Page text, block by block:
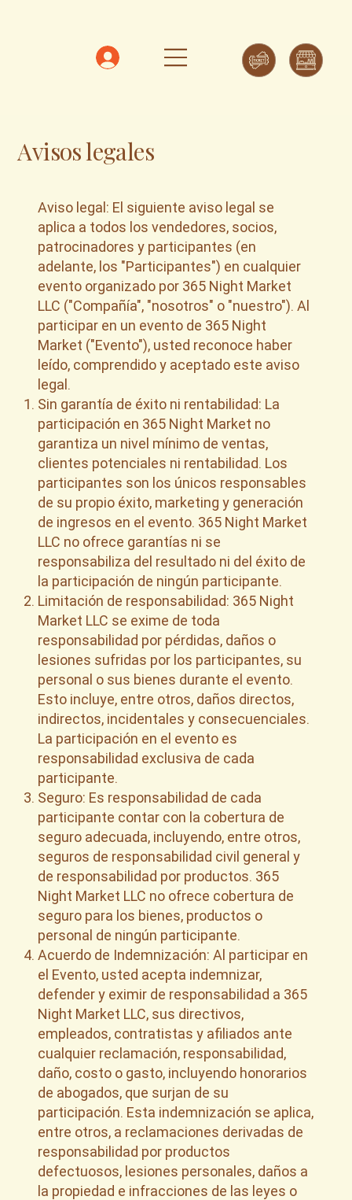
Avisos legales
Aviso legal: El siguiente aviso legal se
aplica a todos los vendedores, socios,
patrocinadores y participantes (en
adelante, los "Participantes") en cualquier
evento organizado por 365 Night Market
LLC ("Compañía", "nosotros" o "nuestro"). Al
participar en un evento de 365 Night
Market ("Evento"), usted reconoce haber
leído, comprendido y aceptado este aviso
legal.
Sin garantía de éxito ni rentabilidad: La
participación en 365 Night Market no
garantiza un nivel mínimo de ventas,
clientes potenciales ni rentabilidad. Los
participantes son los únicos responsables
de su propio éxito, marketing y generación
de ingresos en el evento. 365 Night Market
LLC no ofrece garantías ni se
responsabiliza del resultado ni del éxito de
la participación de ningún participante.
Limitación de responsabilidad: 365 Night
Market LLC se exime de toda
responsabilidad por pérdidas, daños o
lesiones sufridas por los participantes, su
personal o sus bienes durante el evento.
Esto incluye, entre otros, daños directos,
indirectos, incidentales y consecuenciales.
La participación en el evento es
responsabilidad exclusiva de cada
participante.
Seguro: Es responsabilidad de cada
participante contar con la cobertura de
seguro adecuada, incluyendo, entre otros,
seguros de responsabilidad civil general y
de responsabilidad por productos. 365
Night Market LLC no ofrece cobertura de
seguro para los bienes, productos o
personal de ningún participante.
Acuerdo de Indemnización: Al participar en
el Evento, usted acepta indemnizar,
defender y eximir de responsabilidad a 365
Night Market LLC, sus directivos,
empleados, contratistas y afiliados ante
cualquier reclamación, responsabilidad,
daño, costo o gasto, incluyendo honorarios
de abogados, que surjan de su
participación. Esta indemnización se aplica,
entre otros, a reclamaciones derivadas de
responsabilidad por productos
defectuosos, lesiones personales, daños a
la propiedad e infracciones de las leyes o